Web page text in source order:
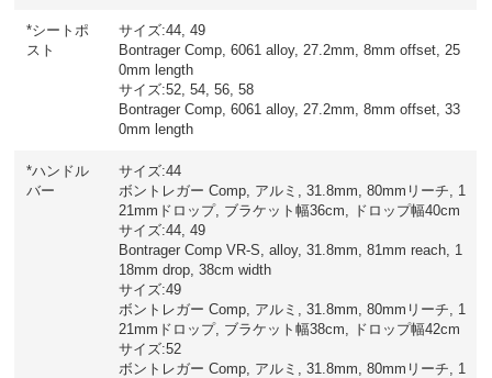
*シートポ
スト
サイズ:44, 49
Bontrager Comp, 6061 alloy, 27.2mm, 8mm offset, 25
0mm length
サイズ:52, 54, 56, 58
Bontrager Comp, 6061 alloy, 27.2mm, 8mm offset, 33
0mm length
*ハンドル
バー
サイズ:44
ボントレガー Comp, アルミ, 31.8mm, 80mmリーチ, 1
21mmドロップ, ブラケット幅36cm, ドロップ幅40cm
サイズ:44, 49
Bontrager Comp VR-S, alloy, 31.8mm, 81mm reach, 1
18mm drop, 38cm width
サイズ:49
ボントレガー Comp, アルミ, 31.8mm, 80mmリーチ, 1
21mmドロップ, ブラケット幅38cm, ドロップ幅42cm
サイズ:52
ボントレガー Comp, アルミ, 31.8mm, 80mmリーチ, 1